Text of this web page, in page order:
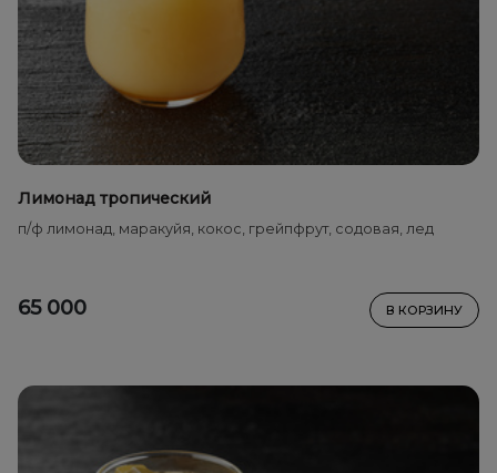
Лимонад тропический
п/ф лимонад, маракуйя, кокос, грейпфрут, содовая, лед
65 000 В КОРЗИНУ